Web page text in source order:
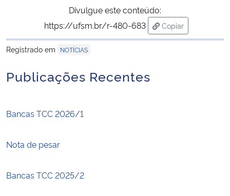
Divulgue este conteúdo:
https://ufsm.br/r-480-683
Copiar
para área de
Registrado em
NOTÍCIAS
Publicações Recentes
Bancas TCC 2026/1
Nota de pesar
Bancas TCC 2025/2